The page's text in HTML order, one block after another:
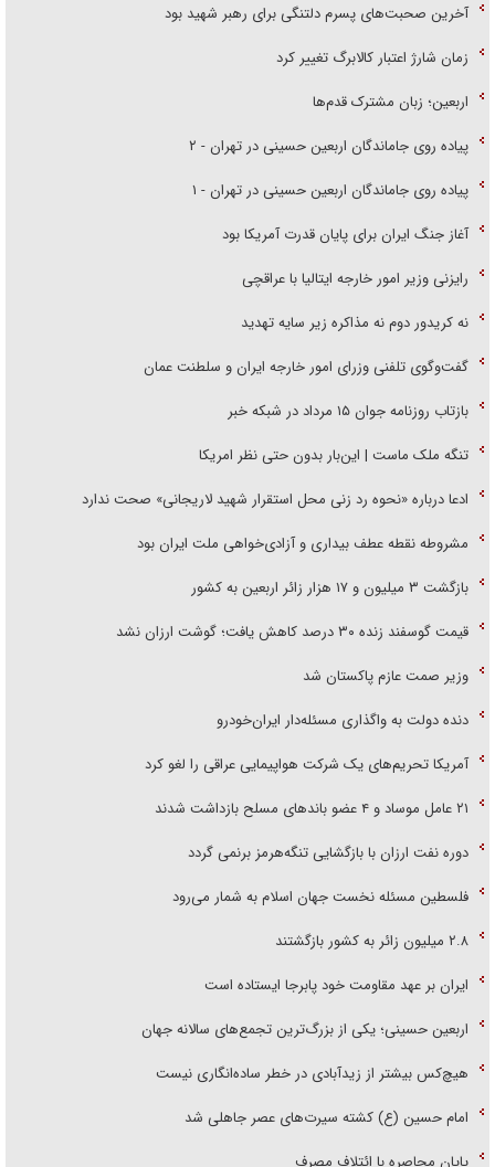
آخرین صحبت‌های پسرم دلتنگی برای رهبر شهید بود
زمان شارژ اعتبار کالابرگ تغییر کرد
اربعین؛ زبان مشترک قدم‌ها
پیاده روی جاماندگان اربعین حسینی در تهران - ۲
پیاده روی جاماندگان اربعین حسینی در تهران - ۱
آغاز جنگ ایران برای پایان قدرت آمریکا بود
رایزنی وزیر امور خارجه ایتالیا با عراقچی
نه کریدور دوم نه مذاکره زیر سایه تهدید
گفت‌وگوی تلفنی وزرای امور خارجه ایران و سلطنت عمان
بازتاب روزنامه جوان ۱۵ مرداد در شبکه خبر
تنگه ملک ماست | این‌بار بدون حتی نظر امریکا
ادعا درباره «نحوه رد زنی محل استقرار شهید لاریجانی» صحت ندارد
مشروطه نقطه عطف بیداری و آزادی‌خواهی ملت ایران بود
بازگشت ۳ میلیون و ۱۷ هزار زائر اربعین به کشور
قیمت گوسفند زنده ۳۰ درصد کاهش یافت؛ گوشت ارزان نشد
وزیر صمت عازم پاکستان شد
دنده دولت به واگذاری مسئله‌دار ایران‌خودرو
آمریکا تحریم‌های یک شرکت هواپیمایی عراقی را لغو کرد
۲۱ عامل موساد و ۴ عضو باند‌های مسلح بازداشت شدند
دوره نفت ارزان با بازگشایی تنگه‌هرمز برنمی گردد
فلسطین مسئله نخست جهان اسلام به شمار می‌رود
۲.۸ میلیون زائر به کشور بازگشتند
ایران بر عهد مقاومت خود پابرجا ایستاده است
اربعین حسینی؛ یکی از بزرگ‌ترین تجمع‌های سالانه جهان
هیچ‌کس بیشتر از زیدآبادی در خطر ساده‌انگاری نیست
امام حسین (ع) کشته سیرت‌های عصر جاهلی شد
پایان محاصره با ائتلاف مصرف